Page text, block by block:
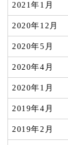
2021年1月
2020年12月
2020年5月
2020年4月
2020年1月
2019年4月
2019年2月